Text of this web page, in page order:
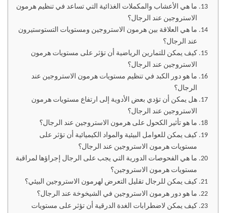
ما هي الأعشاب والمكملات الغذائية التي تساعد في تنظيم هرمون
الاستروجين عند الرجال؟
ما هي العلاقة بين هرمون الاستروجين ومستويات التستوستيرون
عند الرجال؟
كيف يمكن للتمارين الرياضية أن تؤثر على مستويات هرمون
الاستروجين عند الرجال؟
ما هو دور الكبد في تنظيم مستويات هرمون الاستروجين عند
الرجال؟
هل يمكن أن تؤدي بعض الأدوية إلى ارتفاع مستويات هرمون
الاستروجين عند الرجال؟
ما هو تأثير الكحول على هرمون الاستروجين عند الرجال؟
كيف يمكن للعوامل البيئية والمواد الكيميائية أن تؤثر على
مستويات هرمون الاستروجين عند الرجال؟
ما هي الفحوصات الدورية التي يجب على الرجال إجراؤها لمراقبة
مستويات هرمون الاستروجين؟
كيف يمكن للرجال تقليل التعرض لهرمون الاستروجين البيئي؟
ما هو دور هرمون الاستروجين في الشيخوخة عند الرجال؟
كيف يمكن لاضطرابات الغدة الدرقية أن تؤثر على مستويات